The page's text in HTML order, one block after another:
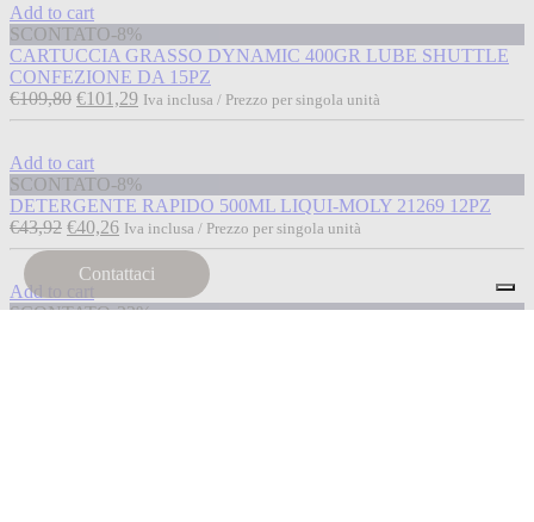
Add to cart
SCONTATO-8%
CARTUCCIA GRASSO DYNAMIC 400GR LUBE SHUTTLE
CONFEZIONE DA 15PZ
€109,80 €101,29 Iva inclusa / Prezzo per singola unità
Add to cart
SCONTATO-8%
DETERGENTE RAPIDO 500ML LIQUI-MOLY 21269 12PZ
€43,92 €40,26 Iva inclusa / Prezzo per singola unità
Add to cart
SCONTATO-22%
Contattaci